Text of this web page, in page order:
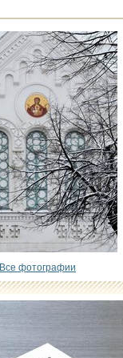
Все фотографии